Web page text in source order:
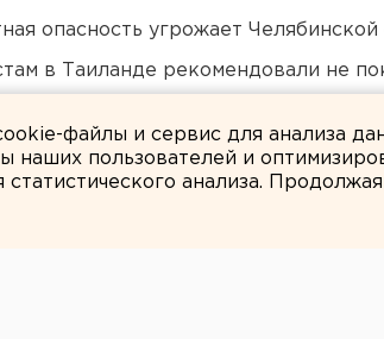
опасность угрожает Челябинской
в Таиланде рекомендовали не
файлы и сервис для анализа
наших пользователей и
статистического анализа.